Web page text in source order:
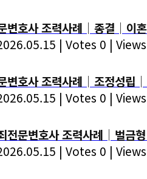
변호사 조력사례│종결│이
| Votes 0 |
변호사 조력사례│조정성립
| Votes 0 |
전문변호사 조력사례│벌금
| Votes 0 |